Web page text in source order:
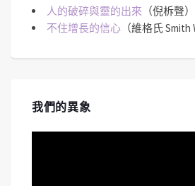
人的破碎與靈的出來 （倪柝聲）
不住增長的信心 （維格氏 Smith
我們的異象